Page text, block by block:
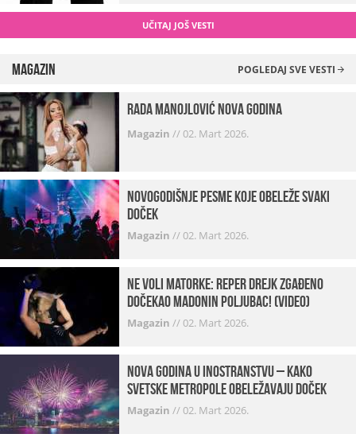
UČITAJ JOŠ VESTI
Magazin POGLEDAJ SVE VESTI
Rada Manojlović Nova godina
Magazin //02. Mart 2026.
Novogodišnje pesme koje obeleže svaki
Doček
Magazin //02. Mart 2026.
Ne voli matorke: Reper Drejk zgađeno
dočekao Madonin poljubac! (VIDEO)
Magazin //02. Mart 2026.
Nova godina u inostranstvu – kako
svetske metropole obeležavaju doček
Magazin //02. Mart 2026.